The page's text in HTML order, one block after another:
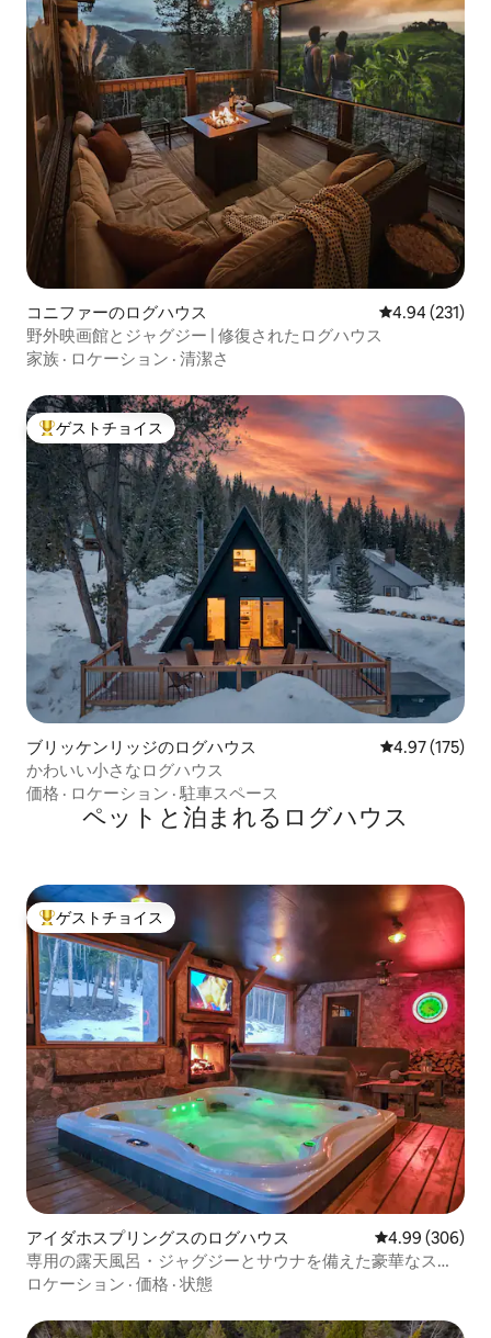
コニファーのログハウス レビュー231
4.94 (231)
野外映画館とジャグジー | 修復されたログハウス
家族 · ロケーション · 清潔さ
大好評のゲストチョイスです。
ゲストチョイス
ブリッケンリッジのログハウス レビュー175
4.97 (175)
かわいい小さなログハウス
価格 · ロケーション ·駐車スペース
ペットと泊まれるログハウス
大好評のゲストチョイスです。
ゲストチョイス
アイダホスプリングスのログハウス レビュー306
4.99 (306)
専用の露天風呂・ジャグジーとサウナを備えた豪華なスパ
リトリート
ロケーション · 価格 · 状態